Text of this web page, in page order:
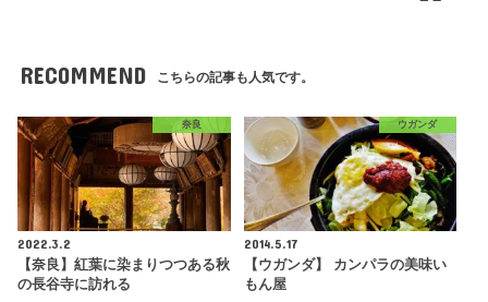
RECOMMEND こちらの記事も人気です。
奈良
2022.3.2
【奈良】紅葉に染まりつつある秋
の長谷寺に訪れる
ウガンダ
2014.5.17
【ウガンダ】 カンパラの美味い
もん屋